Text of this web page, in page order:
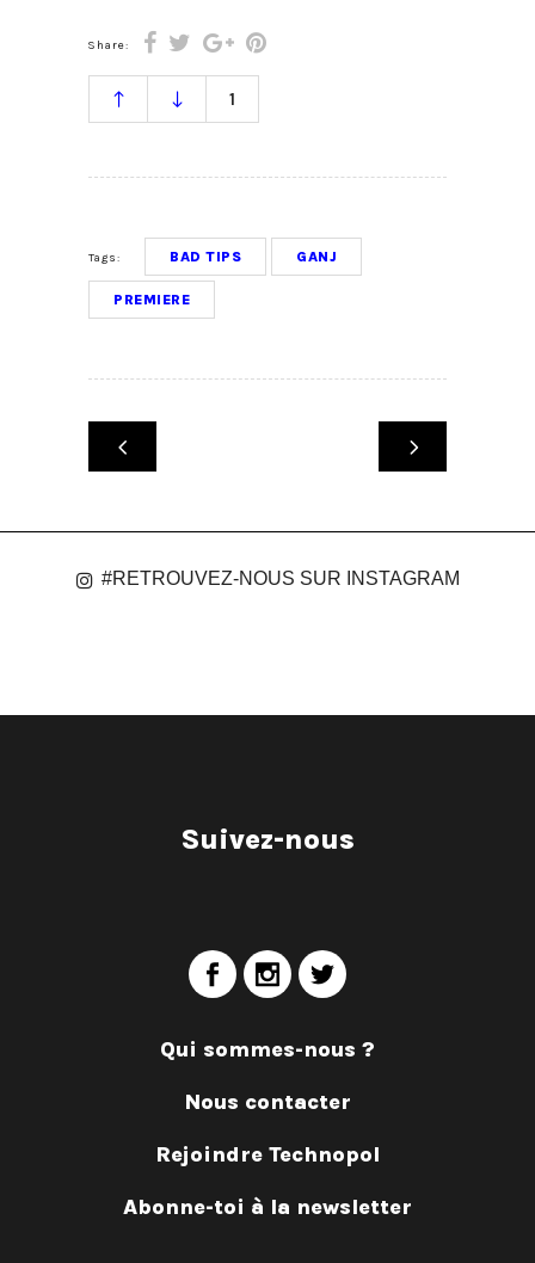
Share:
1
Tags: BAD TIPS GANJ
PREMIERE
#RETROUVEZ-NOUS SUR INSTAGRAM
Suivez-nous
Qui sommes-nous ?
Nous contacter
Rejoindre Technopol
Abonne-toi à la newsletter